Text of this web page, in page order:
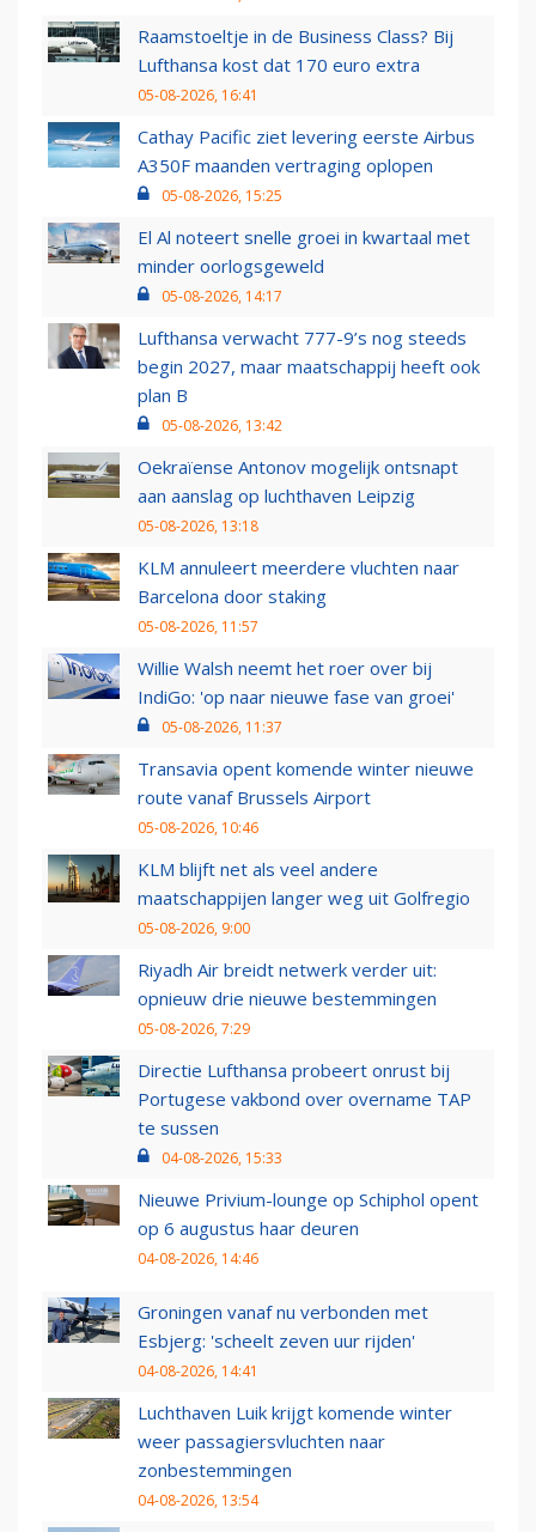
Raamstoeltje in de Business Class? Bij
Lufthansa kost dat 170 euro extra
05-08-2026, 16:41
Cathay Pacific ziet levering eerste Airbus
A350F maanden vertraging oplopen
05-08-2026, 15:25
El Al noteert snelle groei in kwartaal met
minder oorlogsgeweld
05-08-2026, 14:17
Lufthansa verwacht 777-9’s nog steeds
begin 2027, maar maatschappij heeft ook
plan B
05-08-2026, 13:42
Oekraïense Antonov mogelijk ontsnapt
aan aanslag op luchthaven Leipzig
05-08-2026, 13:18
KLM annuleert meerdere vluchten naar
Barcelona door staking
05-08-2026, 11:57
Willie Walsh neemt het roer over bij
IndiGo: 'op naar nieuwe fase van groei'
05-08-2026, 11:37
Transavia opent komende winter nieuwe
route vanaf Brussels Airport
05-08-2026, 10:46
KLM blijft net als veel andere
maatschappijen langer weg uit Golfregio
05-08-2026, 9:00
Riyadh Air breidt netwerk verder uit:
opnieuw drie nieuwe bestemmingen
05-08-2026, 7:29
Directie Lufthansa probeert onrust bij
Portugese vakbond over overname TAP
te sussen
04-08-2026, 15:33
Nieuwe Privium-lounge op Schiphol opent
op 6 augustus haar deuren
04-08-2026, 14:46
Groningen vanaf nu verbonden met
Esbjerg: 'scheelt zeven uur rijden'
04-08-2026, 14:41
Luchthaven Luik krijgt komende winter
weer passagiersvluchten naar
zonbestemmingen
04-08-2026, 13:54